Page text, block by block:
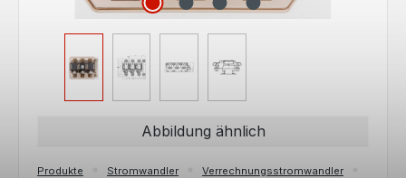
Abbildung ähnlich
Produkte Stromwandler
Verrechnungsstromwandler